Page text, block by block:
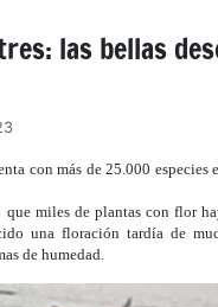
las bellas
con más de 25.000
miles de plantas con flor
una floración tardía de
de humedad.